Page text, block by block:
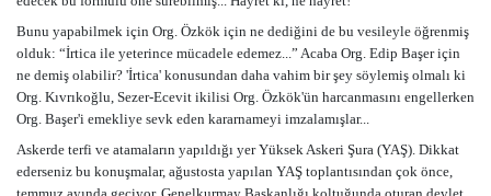
Bunu yapabilmek için Org. Özkök için ne dediğini de bu vesileyle öğrenmiş
olduk: “İrtica ile yeterince mücadele edemez...” Acaba Org. Edip Başer için
ne demiş olabilir? 'İrtica' konusundan daha vahim bir şey söylemiş olmalı ki
Org. Kıvrıkoğlu, Sezer-Ecevit ikilisi Org. Özkök'ün harcanmasını engellerken
Org. Başer'i emekliye sevk eden kararnameyi imzalamışlar...
Askerde terfi ve atamaların yapıldığı yer Yüksek Askeri Şura (YAŞ). Dikkat
ederseniz bu konuşmalar, ağustosta yapılan YAŞ toplantısından çok önce,